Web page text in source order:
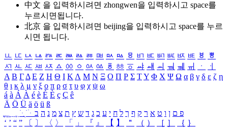
中文 을 입력하시려면 zhongwen을 입력하시고 space를
누르시면됩니다.
北京 을 입력하시려면 beijing을 입력하시고 space를 누르
시면 됩니다.
ㅥ ㅦ ㅧ ㅨ ㅩ ㅪ ㅫ ㅬ ㅭ ㅮ ㅯ ㅰ ㅱ ㅲ ㅳ ㅴ ㅵ ㅶ ㅷ ㅸ
ㅹ
ㅺ ㅻ ㅼ ㅽ ㅾ ㅿ ㆀ ㆁ ㆂ ㆃ ㆄ ㆅ ㆆ ㆇ ㆈ ㆉ ㆊ ㆋ ㆌ ㆍ
ㆎ
Α Β ΓΔ Ε Ζ Η Θ Ι ΚΛ Μ Ν Ξ Ο Π Ρ Σ ΤΥ Φ Χ Ψ Ω α β γ δ ε ζ η
θ ι κ λ μ ν ξ ο π ρ σ τ υ φ χ ψ ω
á à Á À é è É È ç Ç ê
Ä Ö Ü ä ö ü ß
ִֶֹ ֻּ ׁׂ פ ם ן ו ט א ר ק ף ך ל ח י ע כ ג ד ש ץ ת צ מ נ ה ב
‘ ’ “ ” 〔 〕 〈 〉 「 」 『 』 【 】 ＂ （ ） ［ ］ ｛ ｝